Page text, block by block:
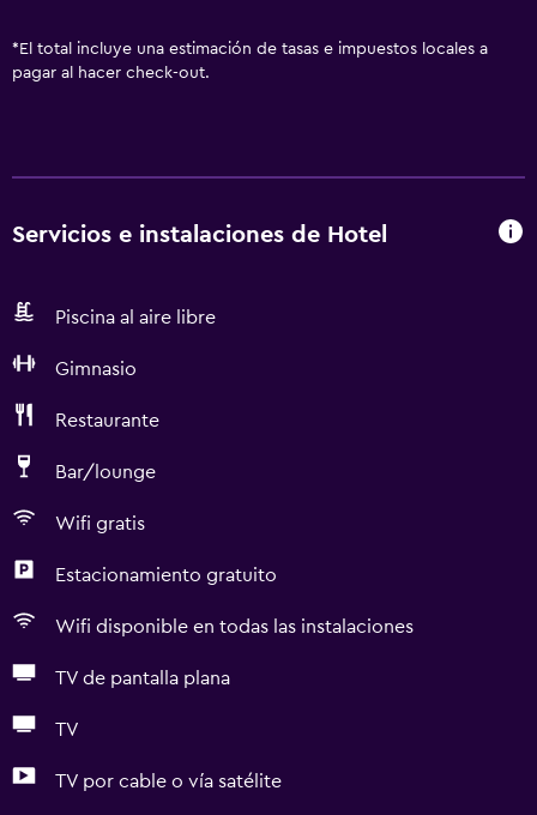
* El total incluye una estimación de tasas e impuestos locales a
pagar al hacer check-out.
Servicios e instalaciones de Hotel
Piscina al aire libre
Gimnasio
Restaurante
Bar/lounge
Wifi gratis
Estacionamiento gratuito
Wifi disponible en todas las instalaciones
TV de pantalla plana
TV
TV por cable o vía satélite